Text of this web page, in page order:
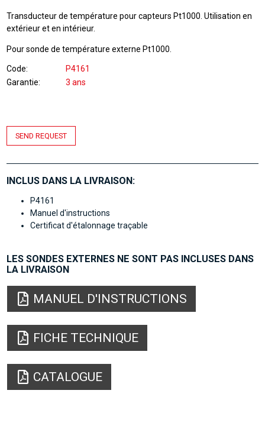
Transducteur de température pour capteurs Pt1000. Utilisation en
extérieur et en intérieur.
Pour sonde de température externe Pt1000.
Code
P4161
Garantie
3 ans
SEND REQUEST
INCLUS DANS LA LIVRAISON:
P4161
Manuel d'instructions
Certificat d'étalonnage traçable
LES SONDES EXTERNES NE SONT PAS INCLUSES DANS
LA LIVRAISON
MANUEL D'INSTRUCTIONS
FICHE TECHNIQUE
CATALOGUE